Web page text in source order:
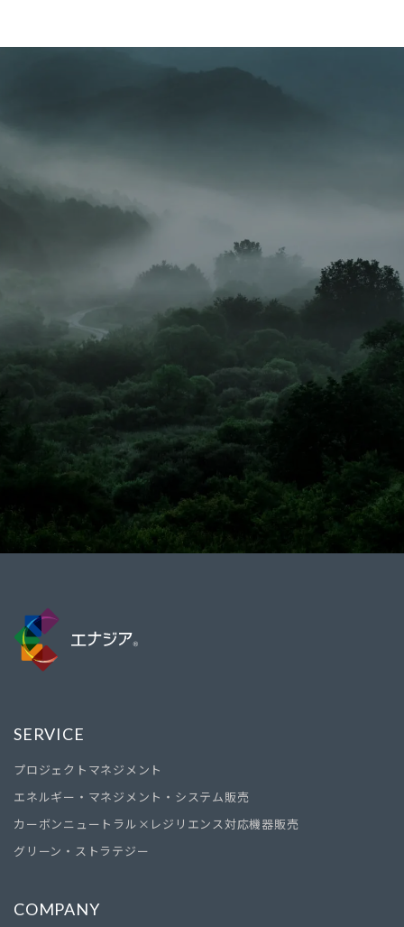
SERVICE
プロジェクトマネジメント
エネルギー・マネジメント・システム販売
カーボンニュートラル×レジリエンス対応機器販売
グリーン・ストラテジー
COMPANY